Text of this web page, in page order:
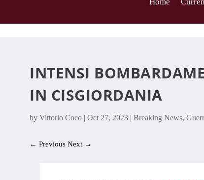
INTENSI
IN CISGIORDANIA
byVittorio Coco |Oct 27, 2023 |Breaking News,
←Previous Next →